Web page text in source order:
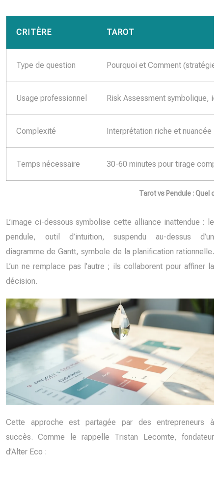
Tarot vs Pendule : Quel
CRITÈRE TAROT
Type de question Pourquoi et Comment (stratégie
Usage professionnel Risk Assessment symbolique,
Complexité Interprétation riche et nuancée
Temps nécessaire 30-60 minutes pour tirage
L’image ci-dessous symbolise cette alliance inattendue : le
pendule, outil d’intuition, suspendu au-dessus d’un
diagramme de Gantt, symbole de la planification rationnelle.
L’un ne remplace pas l’autre ; ils collaborent pour affiner la
décision.
Cette approche est partagée par des entrepreneurs à
succès. Comme le rappelle Tristan Lecomte, fondateur
d’Alter Eco :